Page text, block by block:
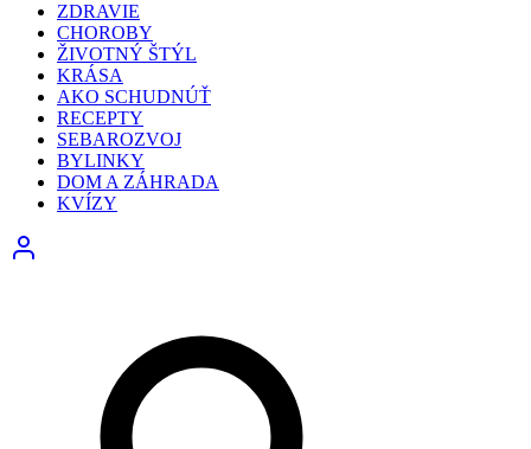
ZDRAVIE
CHOROBY
ŽIVOTNÝ ŠTÝL
KRÁSA
AKO SCHUDNÚŤ
RECEPTY
SEBAROZVOJ
BYLINKY
DOM A ZÁHRADA
KVÍZY